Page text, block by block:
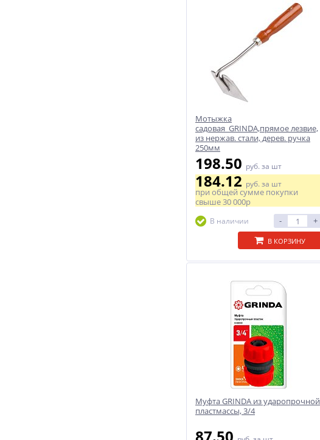
Мотыжка
садовая GRINDA,прямое лезвие,
из нержав. стали, дерев. ручка
250мм
198.50 руб. за шт
184.12руб. за шт
при общей сумме покупки
свыше30 000р
В наличии - +
В КОРЗИНУ
Муфта GRINDA из ударопрочной
пластмассы, 3/4